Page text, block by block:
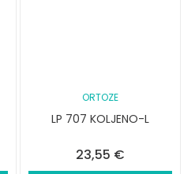
ORTOZE
LP 707 KOLJENO-L
23,55 €